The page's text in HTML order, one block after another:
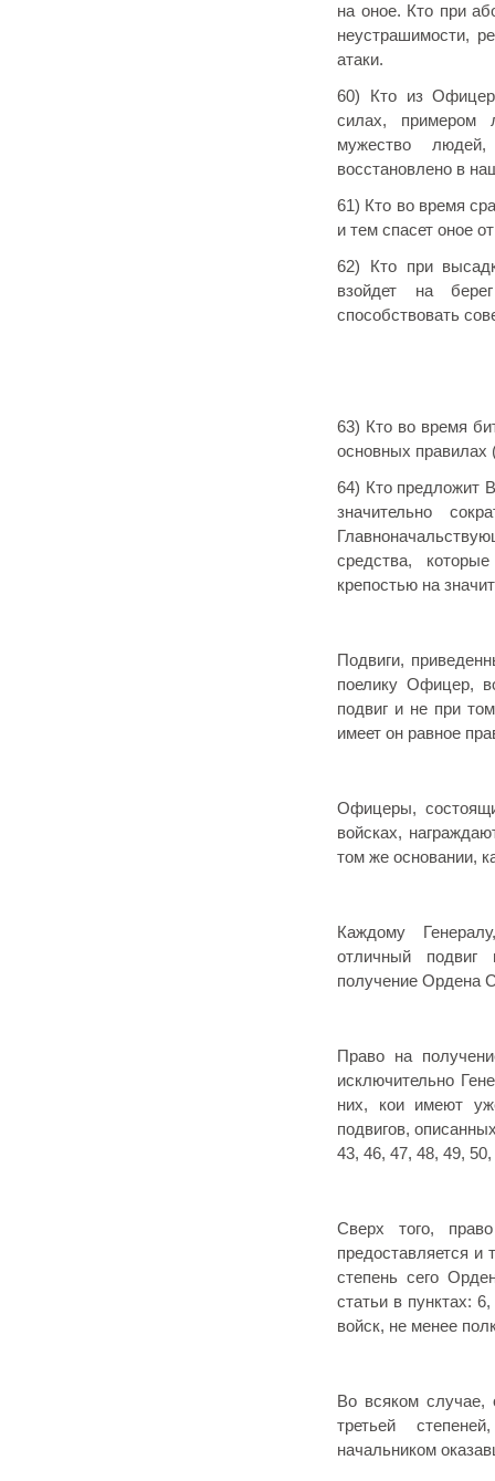
на оное. Кто при
неустрашимости,
атаки.
60) Кто из
силах, примером
мужество
восстановлено в
61) Кто во время
и тем спасет оное
62) Кто при
взойдет на
способствовать
63) Кто во время
основных правилах
64) Кто предложит
значительно
средства,
крепостью на
Подвиги,
поелику Офицер,
подвиг и не при
имеет он равное
Офицеры,
войсках,
том же основании,
Каждому
отличный подвиг
получение Ордена
Право на
исключительно
них, кои имеют
подвигов,
43, 46, 47, 48, 49,
Сверх того,
предоставляется
степень сего
статьи в пунктах:
войск, не менее
Во всяком случае,
третьей
начальником